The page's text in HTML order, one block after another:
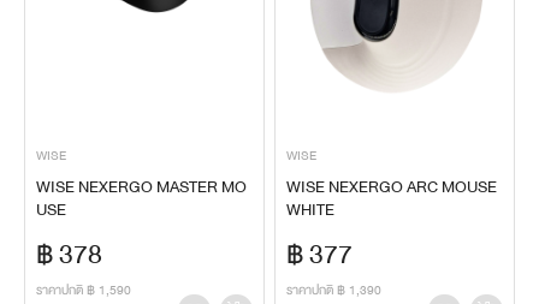
WISE
WISE NEXERGO MASTER MO
USE
฿ 378
ราคาปกติ ฿ 1,590
WISE
WISE NEXERGO ARC MOUSE
WHITE
฿ 377
ราคาปกติ ฿ 1,390